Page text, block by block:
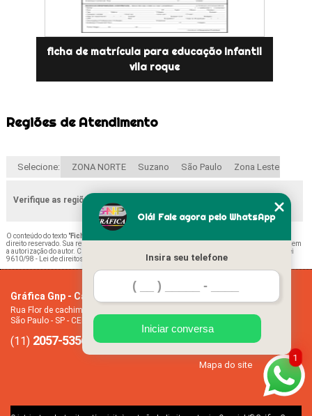
ficha de matrícula para educação infantil
vila roque
Regiões de Atendimento
Selecione: ZONA NORTE Suzano São Paulo Zona Leste
Verifique as regiões que atendemos
O conteúdo do texto "Fichas de Renovação de Matrícula Escolar Rua Joao Ruthe
direito reservado. Sua reprodução, parcial ou total, mesmo citando nossos links, é proibida sem
a autorização do autor. Crime de violação de direito autoral – artigo 184 do Código Penal –
Lei
9610/98 - Lei de direitos autorais
Gráfica Gnp - Cartão de visita
Rua Flor de cachimbo, 274 - Jardim Santana
São Paulo - SP - CEP: 08050-040
(11) 2057-5356 (11)94612-2445
Empresa
Missão
Mapa do site
1
Olá! Fale agora pelo WhatsApp
Insira seu telefone
Iniciar conversa